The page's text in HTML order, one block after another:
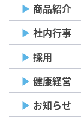
商品紹介
社内行事
採用
健康経営
お知らせ